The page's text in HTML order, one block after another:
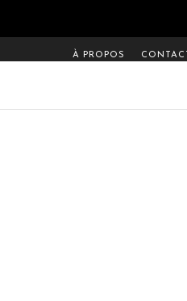
À PROPOS CONTACT